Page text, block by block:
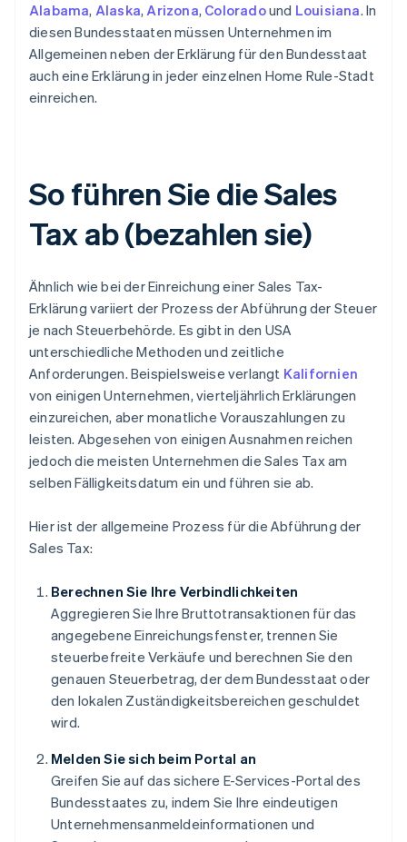
Alabama, Alaska,Arizona, Coloradound Louisiana. In
diesen Bundesstaaten müssen Unternehmen im
Allgemeinen neben der Erklärung für den Bundesstaat
auch eine Erklärung in jeder einzelnen Home Rule-Stadt
einreichen.
So führen Sie die Sales
Tax ab (bezahlen sie)
Ähnlich wie bei der Einreichung einer Sales Tax-
Erklärung variiert der Prozess der Abführung der Steuer
je nach Steuerbehörde. Es gibt in den USA
unterschiedliche Methoden und zeitliche
Anforderungen. Beispielsweise verlangt Kalifornien
von einigen Unternehmen, vierteljährlich Erklärungen
einzureichen, aber monatliche Vorauszahlungen zu
leisten. Abgesehen von einigen Ausnahmen reichen
jedoch die meisten Unternehmen die Sales Tax am
selben Fälligkeitsdatum ein und führen sie ab.
Hier ist der allgemeine Prozess für die Abführung der
Sales Tax:
Berechnen Sie Ihre Verbindlichkeiten
Aggregieren Sie Ihre Bruttotransaktionen für das
angegebene Einreichungsfenster, trennen Sie
steuerbefreite Verkäufe und berechnen Sie den
genauen Steuerbetrag, der dem Bundesstaat oder
den lokalen Zuständigkeitsbereichen geschuldet
wird.
Melden Sie sich beim Portal an
Greifen Sie auf das sichere E-Services-Portal des
Bundesstaates zu, indem Sie Ihre eindeutigen
Unternehmensanmeldeinformationen und